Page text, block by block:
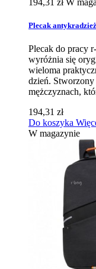
194,31 złW
Plecak
Plecak do pracy
wyróżnia się
wieloma
dzień.
mężczyznach,
194,31 zł
Do koszyka
W magazynie